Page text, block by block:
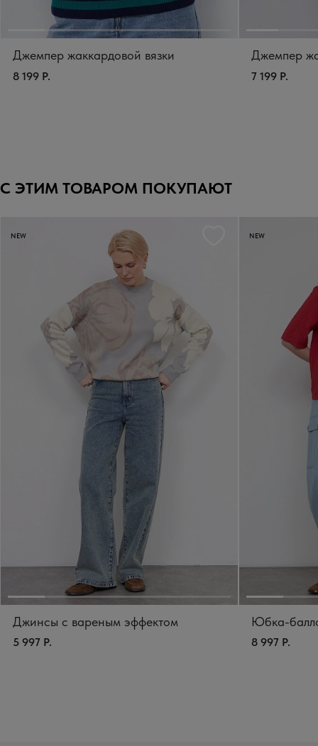
Джемпер жаккардовой вязки
8 199 Р.
Джемпер
7 199 Р.
С ЭТИМ ТОВАРОМ ПОКУПАЮТ
NEW
Джинсы с вареным эффектом
5 997 Р.
NEW
Юбка-
8 997 Р.